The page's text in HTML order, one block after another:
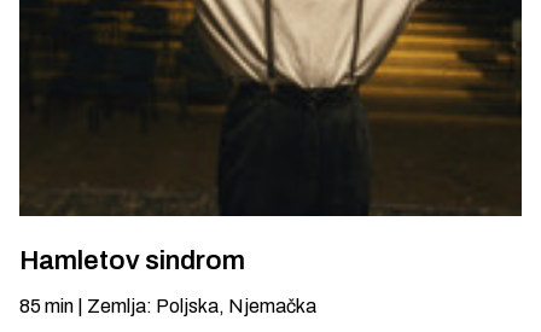
Hamletov sindrom
85 min Zemlja: Poljska, Njemačka